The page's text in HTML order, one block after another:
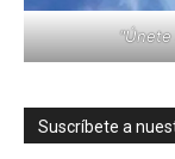
"Únete
Suscríbete a